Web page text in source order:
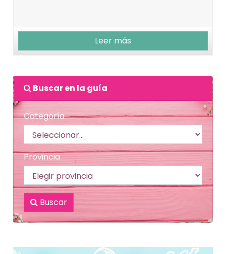
Leer más
Buscar en la guía
Categoría
Provincia
Buscar